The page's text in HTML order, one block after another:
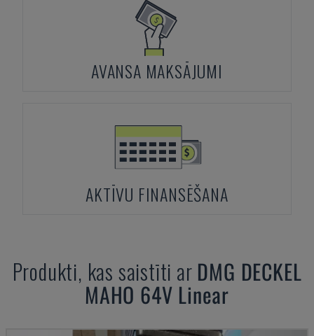
AVANSA MAKSĀJUMI
AKTĪVU FINANSĒŠANA
Produkti, kas saistīti ar DMG DECKEL
MAHO 64V Linear